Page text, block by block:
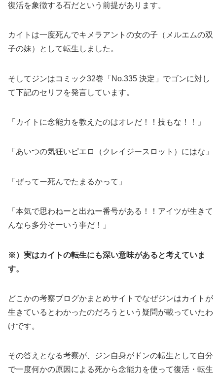
復活を象徴する石だという前提があります。
カイトは一度死んでキメラアントの女の子（メルエムの双
子の妹）として転生しました。
そしてジンはコミック32巻「No.335 決定」でゴンに対し
て下記のセリフを発言しています。
「カイトに念能力を教えたのはオレだ！！技もな！！」
「あいつの気狂いピエロ（クレイジースロット）にはな」
「ぜってー死んでたまるかって」
「本気で思わねーと出ねー番号がある！！アイツが生きて
んなら多分そーいう事だ！」
※）実はカイトの転生にも深い意味があると考えていま
す。
どこかの考察ブログかまとめサイトでなぜジンはカイトが
生きているとわかったのだろうという疑問が載っていたわ
けです。
その答えとなる考察が、ジン自身がドンの転生として自分
で一度何かの原因による死から念能力を使って復活・転生